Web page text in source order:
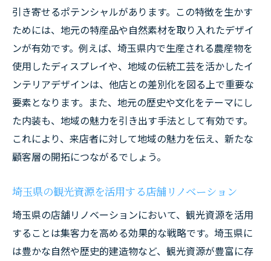
ビジョン設定とリノベーション目標の明確
化
プロフェッショナルなデザインと施工チー
ムの選定
リノベーションにおける予算管理と資金計
画
法律と規制をクリアするための事前準備
施工期間中の効率的なプロジェクト管理
ョン
埼玉県での店舗リノベーション成功事例から学
ぶ実践的アプローチ
成功事例に学ぶ独自のデザインコンセプト
引き寄せるポテンシャルがあります。この特徴を生かす
ためには、地元の特産品や自然素材を取り入れたデザイ
ンが有効です。例えば、埼玉県内で生産される農産物を
使用したディスプレイや、地域の伝統工芸を活かしたイ
ンテリアデザインは、他店との差別化を図る上で重要な
要素となります。また、地元の歴史や文化をテーマにし
た内装も、地域の魅力を引き出す手法として有効です。
これにより、来店者に対して地域の魅力を伝え、新たな
顧客層の開拓につながるでしょう。
埼玉県の観光資源を活用する店舗リノベーション
埼玉県の店舗リノベーションにおいて、観光資源を活用
することは集客力を高める効果的な戦略です。埼玉県に
は豊かな自然や歴史的建造物など、観光資源が豊富に存